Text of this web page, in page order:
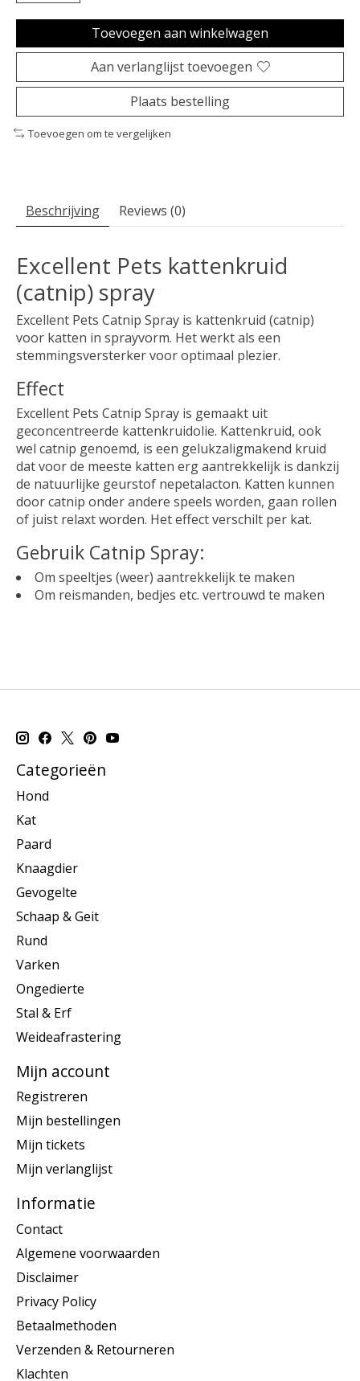
Toevoegen aan winkelwagen
Aan verlanglijst toevoegen
Plaats bestelling
Toevoegen om te vergelijken
Beschrijving Reviews (0)
Excellent Pets kattenkruid
(catnip) spray
Excellent Pets Catnip Spray is kattenkruid (catnip)
voor katten in sprayvorm. Het werkt als een
stemmingsversterker voor optimaal plezier.
Effect
Excellent Pets Catnip Spray is gemaakt uit
geconcentreerde kattenkruidolie. Kattenkruid, ook
wel catnip genoemd, is een gelukzaligmakend kruid
dat voor de meeste katten erg aantrekkelijk is dankzij
de natuurlijke geurstof nepetalacton. Katten kunnen
door catnip onder andere speels worden, gaan rollen
of juist relaxt worden. Het effect verschilt per kat.
Gebruik Catnip Spray:
Om speeltjes (weer) aantrekkelijk te maken
Om reismanden, bedjes etc. vertrouwd te maken
Categorieën
Hond
Kat
Paard
Knaagdier
Gevogelte
Schaap & Geit
Rund
Varken
Ongedierte
Stal & Erf
Weideafrastering
Mijn account
Registreren
Mijn bestellingen
Mijn tickets
Mijn verlanglijst
Informatie
Contact
Algemene voorwaarden
Disclaimer
Privacy Policy
Betaalmethoden
Verzenden & Retourneren
Klachten